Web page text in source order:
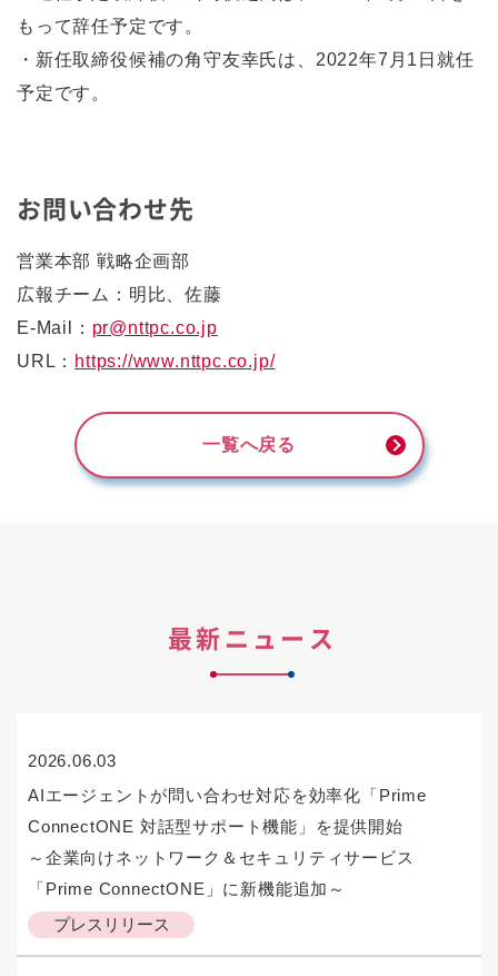
もって辞任予定です。
・新任取締役候補の角守友幸氏は、2022年7月1日就任
予定です。
お問い合わせ先
営業本部 戦略企画部
広報チーム：明比、佐藤
E-Mail： pr@nttpc.co.jp
URL： https://www.nttpc.co.jp/
一覧へ戻る
最新ニュース
2026.06.03
プレスリリース
AIエージェントが問い合わせ対応を効率化「Prime
ConnectONE 対話型サポート機能」を提供開始
～企業向けネットワーク＆セキュリティサービス
「Prime ConnectONE」に新機能追加～